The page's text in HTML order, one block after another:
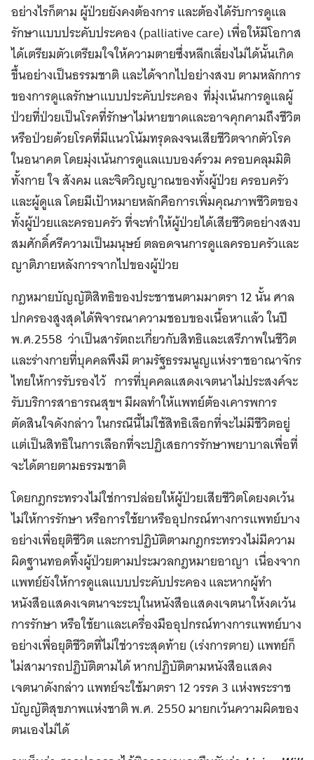
อย่างไรก็ตาม ผู้ป่วยยังคงต้องการ และต้องได้รับการดูแล
รักษาแบบประคับประคอง (palliative care) เพื่อให้มีโอกาส
ได้เตรียมตัวเตรียมใจให้ความตายซึ่งหลีกเลี่ยงไม่ได้นั้นเกิด
ขึ้นอย่างเป็นธรรมชาติ และได้จากไปอย่างสงบ ตามหลักการ
ของการดูแลรักษาแบบประคับประคอง ที่มุ่งเน้นการดูแลผู้
ป่วยที่ป่วยเป็นโรคที่รักษาไม่หายขาดและอาจคุกคามถึงชีวิต
หรือป่วยด้วยโรคที่มีแนวโน้มทรุดลงจนเสียชีวิตจากตัวโรค
ในอนาคต โดยมุ่งเน้นการดูแลแบบองค์รวม ครอบคลุมมิติ
ทั้งกาย ใจ สังคม และจิตวิญญาณของทั้งผู้ป่วย ครอบครัว
และผู้ดูแล โดยมีเป้าหมายหลักคือการเพิ่มคุณภาพชีวิตของ
ทั้งผู้ป่วยและครอบครัว ที่จะทำให้ผู้ป่วยได้เสียชีวิตอย่างสงบ
สมศักดิ์ศรีความเป็นมนุษย์ ตลอดจนการดูแลครอบครัวและ
ญาติภายหลังการจากไปของผู้ป่วย
กฎหมายบัญญัติสิทธิของประชาชนตามมาตรา 12 นั้น ศาล
ปกครองสูงสุดได้พิจารณาความชอบของเนื้อหาแล้ว ในปี
พ.ศ.2558 ว่าเป็นสารัตถะเกี่ยวกับสิทธิและเสรีภาพในชีวิต
และร่างกายที่บุคคลพึงมี ตามรัฐธรรมนูญแห่งราชอาณาจักร
ไทยให้การรับรองไว้ การที่บุคคลแสดงเจตนาไม่ประสงค์จะ
รับบริการสาธารณสุขฯ มีผลทำให้แพทย์ต้องเคารพการ
ตัดสินใจดังกล่าว ในกรณีนี้ไม่ใช้สิทธิเลือกที่จะไม่มีชีวิตอยู่
แต่เป็นสิทธิในการเลือกที่จะปฏิเสธการรักษาพยาบาลเพื่อที่
จะได้ตายตามธรรมชาติ
โดยกฎกระทรวงไม่ใช่การปล่อยให้ผู้ป่วยเสียชีวิตโดยงดเว้น
ไม่ให้การรักษา หรือการใช้ยาหรืออุปกรณ์ทางการแพทย์บาง
อย่างเพื่อยุติชีวิต และการปฏิบัติตามกฎกระทรวงไม่มีความ
ผิดฐานทอดทิ้งผู้ป่วยตามประมวลกฎหมายอาญา เนื่องจาก
แพทย์ยังให้การดูแลแบบประคับประคอง และหากผู้ทำ
หนังสือแสดงเจตนาจะระบุในหนังสือแสดงเจตนาให้งดเว้น
การรักษา หรือใช้ยาและเครื่องมืออุปกรณ์ทางการแพทย์บาง
อย่างเพื่อยุติชีวิตที่ไม่ใช่วาระสุดท้าย (เร่งการตาย) แพทย์ก็
ไม่สามารถปฏิบัติตามได้ หากปฏิบัติตามหนังสือแสดง
เจตนาดังกล่าว แพทย์จะใช้มาตรา 12 วรรค 3 แห่งพระราช
บัญญัติสุขภาพแห่งชาติ พ.ศ. 2550 มายกเว้นความผิดของ
ตนเองไม่ได้